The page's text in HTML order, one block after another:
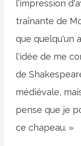
l'impression
traînante de
que quelqu'un
l'idée de me
de
médiévale,
pense que je
ce chapeau. »